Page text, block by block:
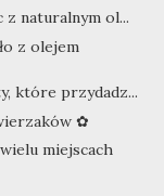
z naturalnym ol...
z olejem
które przydadz...
✿
miejscach